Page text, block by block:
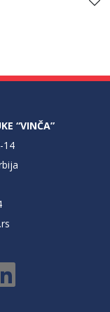
“VINČA”
14